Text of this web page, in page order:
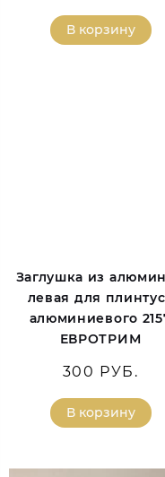
В корзину
Заглушка из
левая для
алюминиевого
ЕВРОТРИМ
300 РУБ.
В корзину